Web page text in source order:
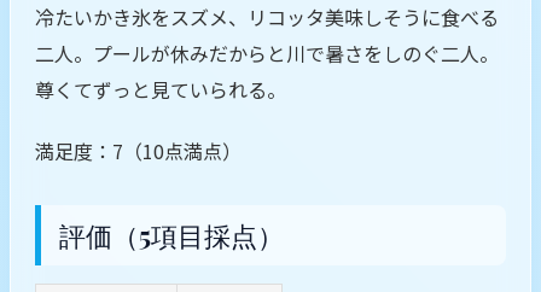
冷たいかき氷をスズメ、リコッタ美味しそうに食べる
二人。プールが休みだからと川で暑さをしのぐ二人。
尊くてずっと見ていられる。
満足度：7（10点満点）
評価（5項目採点）